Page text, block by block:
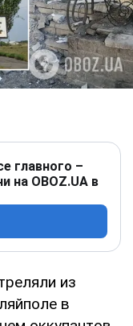
главного –
на OBOZ.UA в
из
в